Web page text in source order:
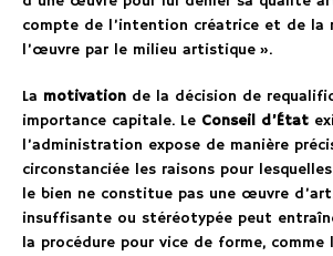
compte de l’intention créatrice et de la
l’œuvre par le milieu artistique ».
La motivation de la décision de
importance capitale. Le Conseil d’État
l’administration expose de manière
circonstanciée les raisons pour
le bien ne constitue pas une œuvre
insuffisante ou stéréotypée peut
la procédure pour vice de forme, comme